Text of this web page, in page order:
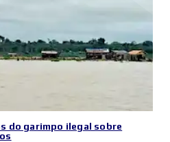
do garimpo ilegal sobre